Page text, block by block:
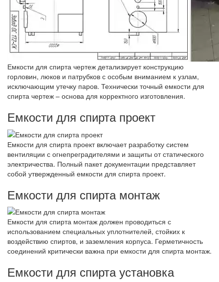
Емкости для спирта чертеж детализирует конструкцию
горловин, люков и патрубков с особым вниманием к узлам,
исключающим утечку паров. Технически точный емкости для
спирта чертеж – основа для корректного изготовления.
Емкости для спирта проект
Емкости для спирта проект включает разработку систем
вентиляции с огнепреградителями и защиты от статического
электричества. Полный пакет документации представляет
собой утвержденный емкости для спирта проект.
Емкости для спирта монтаж
Емкости для спирта монтаж должен проводиться с
использованием специальных уплотнителей, стойких к
воздействию спиртов, и заземления корпуса. Герметичность
соединений критически важна при емкости для спирта монтаж.
Емкости для спирта установка